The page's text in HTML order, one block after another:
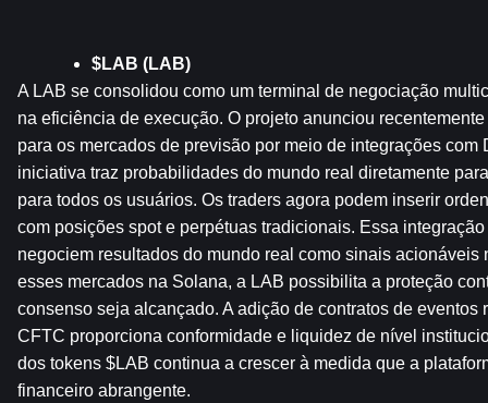
$LAB (LAB)
A LAB se consolidou como um terminal de negociação
na eficiência de execução. O projeto anunciou
para os mercados de previsão por meio de integrações com
iniciativa traz probabilidades do mundo real diretamente
para todos os usuários. Os traders agora podem inserir
com posições spot e perpétuas tradicionais. Essa
negociem resultados do mundo real como sinais acionáveis
esses mercados na Solana, a LAB possibilita a proteção
consenso seja alcançado. A adição de contratos de eventos
CFTC proporciona conformidade e liquidez de nível
dos tokens $LAB continua a crescer à medida que a
financeiro abrangente.